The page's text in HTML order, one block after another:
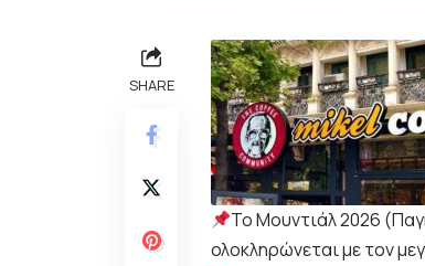
SHARE
Το Μουντιάλ 2026
ολοκληρώνεται με τον